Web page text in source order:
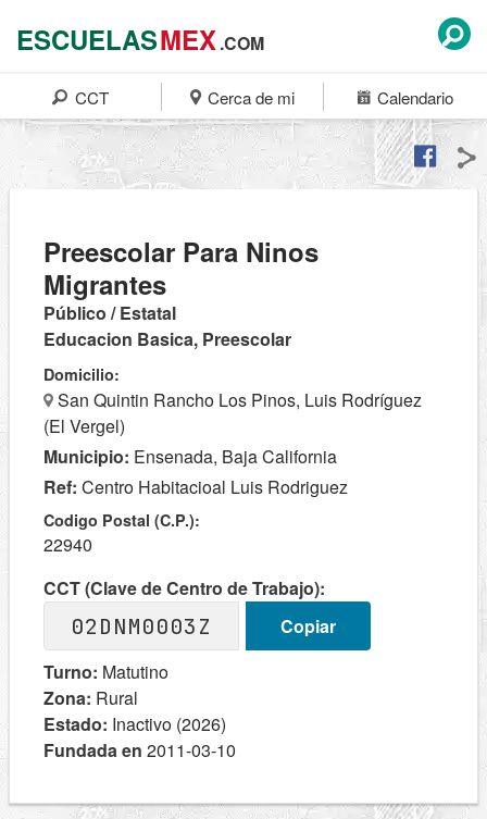
ESCUELASMEX.COM
CCT Cerca de mi Calendario
Preescolar Para Ninos
Migrantes
Público / Estatal
Educacion Basica, Preescolar
Domicilio:
San Quintin Rancho Los Pinos, Luis Rodríguez
(El Vergel)
Municipio: Ensenada, Baja California
Ref: Centro Habitacioal Luis Rodriguez
Codigo Postal (C.P.):
22940
CCT (Clave de Centro de Trabajo):
02DNM0003Z
Copiar
Turno: Matutino
Zona: Rural
Estado: Inactivo (2026)
Fundada en 2011-03-10